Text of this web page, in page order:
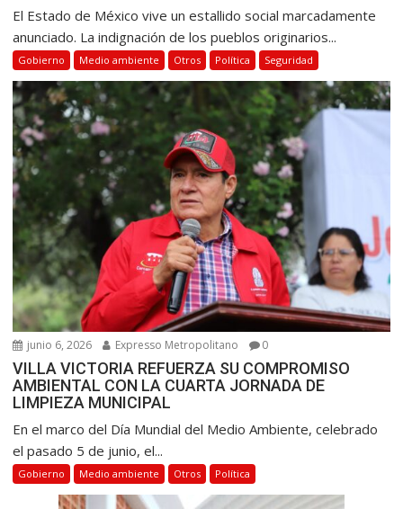
El Estado de México vive un estallido social marcadamente
anunciado. La indignación de los pueblos originarios...
Gobierno Medio ambiente Otros Política Seguridad
junio 6, 2026 Expresso Metropolitano 0
VILLA VICTORIA REFUERZA SU COMPROMISO
AMBIENTAL CON LA CUARTA JORNADA DE
LIMPIEZA MUNICIPAL
En el marco del Día Mundial del Medio Ambiente, celebrado
el pasado 5 de junio, el...
Gobierno Medio ambiente Otros Política